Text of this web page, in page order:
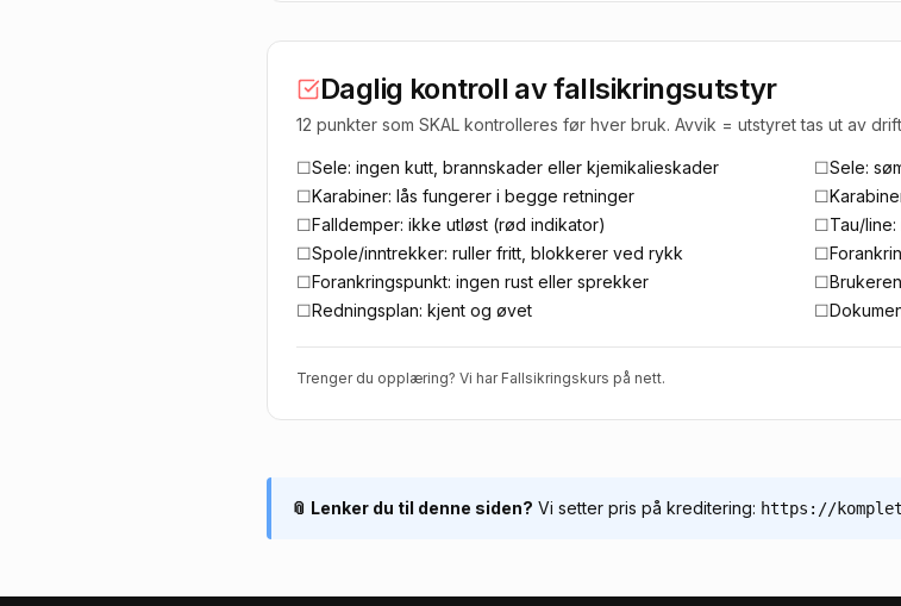
Daglig kontroll av fallsikringsutstyr
12 punkter som SKAL kontrolleres før hver bruk. Avvik = utstyret tas ut av
☐Sele: ingen kutt, brannskader eller kjemikalieskader ☐Sele:
☐Karabiner: lås fungerer i begge retninger ☐
☐Falldemper: ikke utløst (rød indikator) ☐Tau/
☐Spole/inntrekker: ruller fritt, blokkerer ved rykk ☐
☐Forankringspunkt: ingen rust eller sprekker ☐
☐Redningsplan: kjent og øvet ☐
Trenger du opplæring? Vi har Fallsikringskurs på nett.
📎 Lenker du til denne siden? Vi setter pris på kreditering: https://